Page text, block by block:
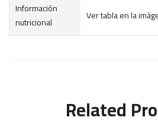
Información
nutricional
Ver tabla en la
Related